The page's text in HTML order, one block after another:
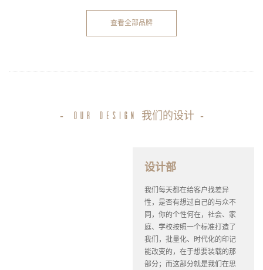
查看全部品牌
- our design 我们的设计 -
设计部
我们每天都在给客户找差异
性，是否有想过自己的与众不
同，你的个性何在，社会、家
庭、学校按照一个标准打造了
我们，批量化、时代化的印记
能改变的，在于想要装载的那
部分；而这部分就是我们在思